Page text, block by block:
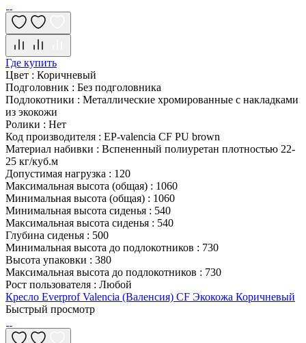
Где купить
Цвет : Коричневый
Подголовник : Без подголовника
Подлокотники : Металлические хромированные с накладками
из экокожи
Ролики : Нет
Код производителя : EP-valencia CF PU brown
Материал набивки : Вспененный полиуретан плотностью 22-
25 кг/куб.м
Допустимая нагрузка : 120
Максимальная высота (общая) : 1060
Минимальная высота (общая) : 1060
Минимальная высота сиденья : 540
Максимальная высота сиденья : 540
Глубина сиденья : 500
Минимальная высота до подлокотников : 730
Высота упаковки : 380
Максимальная высота до подлокотников : 730
Рост пользователя : Любой
Кресло Everprof Valencia (Валенсия) CF Экокожа Коричневый
Быстрый просмотр